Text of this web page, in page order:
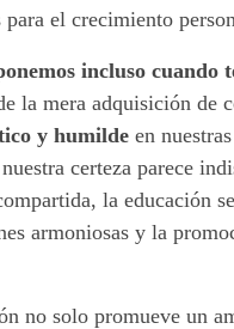
el crecimiento
incluso cuando
la mera adquisición
y humilde en
certeza parece
la educación
armoniosas y la
no solo promueve un